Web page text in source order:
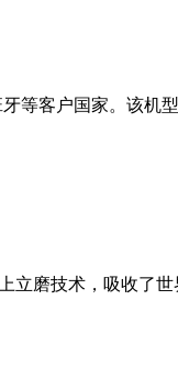
等客户国家。该
磨技术，吸收了